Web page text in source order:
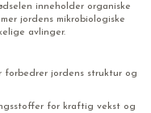
inneholder organiske
jordens mikrobiologiske
avlinger.
forbedrer jordens struktur og
for kraftig vekst og